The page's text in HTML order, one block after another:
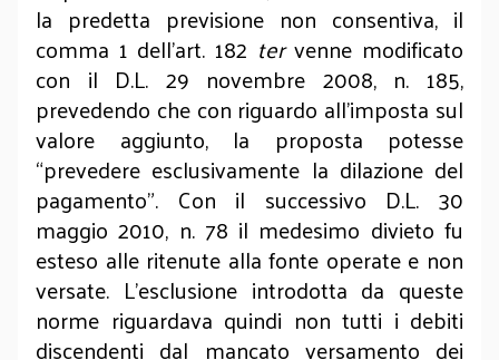
la predetta previsione non consentiva, il
comma 1 dell’art. 182 tervenne modificato
con il D.L. 29 novembre 2008, n. 185,
prevedendo che con riguardo all’imposta sul
valore aggiunto, la proposta potesse
“prevedere esclusivamente la dilazione del
pagamento”. Con il successivo D.L. 30
maggio 2010, n. 78 il medesimo divieto fu
esteso alle ritenute alla fonte operate e non
versate. L’esclusione introdotta da queste
norme riguardava quindi non tutti i debiti
discendenti dal mancato versamento dei